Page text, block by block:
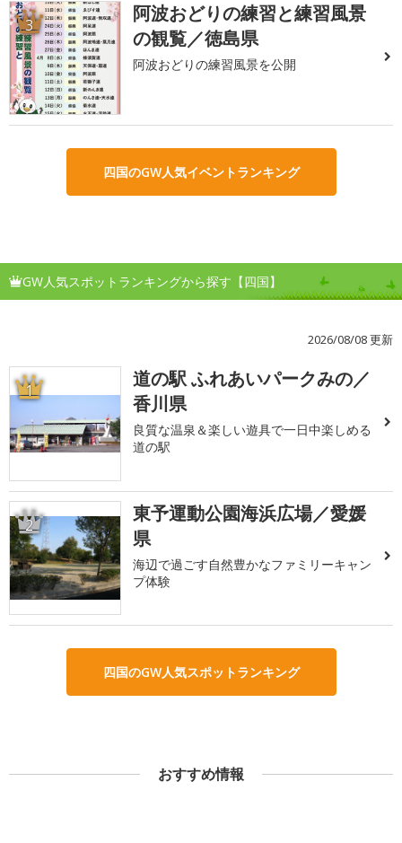
3
阿波おどりの練習と練習風景
の観覧／徳島県
阿波おどりの練習風景を公開
四国のGW人気イベントランキング
GW人気スポットランキングから探す【四国】
2026/08/08 更新
1
道の駅 ふれあいパークみの／
香川県
良質な温泉＆楽しい遊具で一日中楽しめる
道の駅
2
東予運動公園海浜広場／愛媛
県
海辺で過ごす自然豊かなファミリーキャン
プ体験
四国のGW人気スポットランキング
おすすめ情報